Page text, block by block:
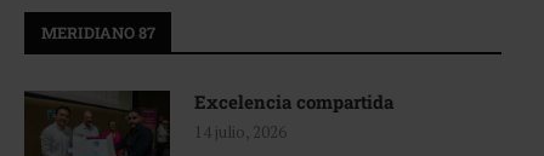
MERIDIANO 87
Excelencia compartida
14 julio, 2026